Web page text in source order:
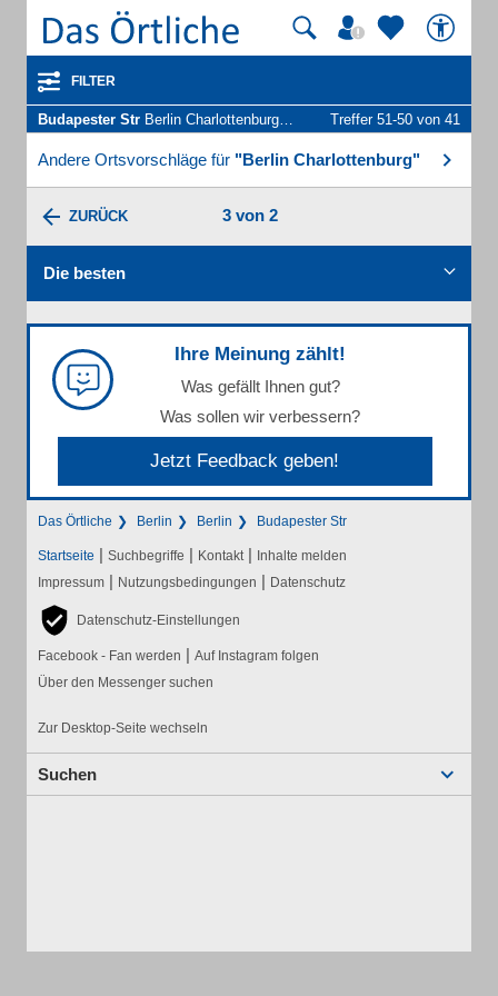
FILTER
Budapester Str Berlin Charlottenburg - Unternehmen und Personen Treffer 51-50 von 41
Andere Ortsvorschläge für "Berlin Charlottenburg"
ZURÜCK 3 von 2
Die besten
Ihre Meinung zählt!
Was gefällt Ihnen gut?
Was sollen wir verbessern?
Jetzt Feedback geben!
Das Örtliche Berlin Berlin Budapester Str
Startseite | Suchbegriffe | Kontakt | Inhalte melden
Impressum | Nutzungsbedingungen | Datenschutz
Datenschutz-Einstellungen
Facebook - Fan werden | Auf Instagram folgen
Über den Messenger suchen
Zur Desktop-Seite wechseln
Suchen